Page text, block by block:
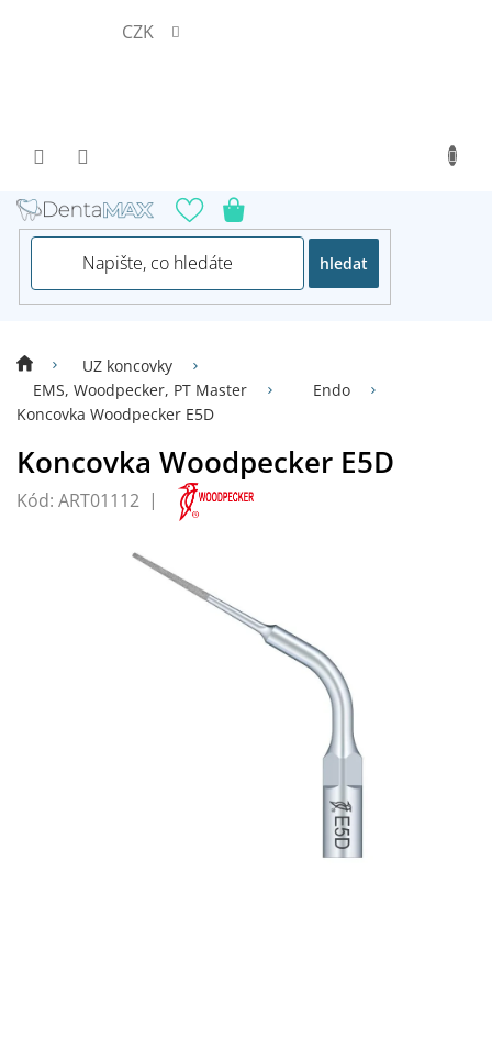
CZK
hledat
UZ koncovky
EMS, Woodpecker, PT Master
Endo
Koncovka Woodpecker E5D
Koncovka Woodpecker E5D
Kód: ART01112